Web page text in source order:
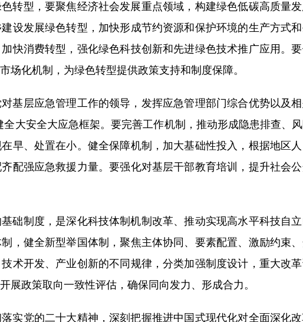
型，要聚焦经济社会发展重点领域，构建绿色低碳高质量
设发展绿色转型，加快形成节约资源和保护环境的生产方式
快消费转型，强化绿色科技创新和先进绿色技术推广应用。
场化机制，为绿色转型提供政策支持和制度保障。
层应急管理工作的领导，发挥应急管理部门综合优势以及
全大安全大应急框架。要完善工作机制，推动形成隐患排查、
早、处置在小。健全保障机制，加大基础性投入，根据地区人
配强应急救援力量。要强化对基层干部教育培训，提升社会
制度，是深化科技体制机制改革、推动实现高水平科技自
，健全新型举国体制，聚焦主体协同、要素配置、激励约束
术开发、产业创新的不同规律，分类加强制度设计，重大改
展政策取向一致性评估，确保同向发力、形成合力。
党的二十大精神，深刻把握推进中国式现代化对全面深化